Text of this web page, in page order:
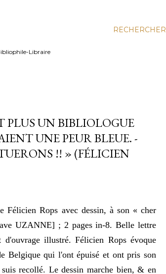
RECHERCHER
Libraire
PLUS UN BIBLIOLOGUE
UNE PEUR BLEUE. -
!! » (FÉLICIEN
Félicien Rops avec dessin, à son « cher
UZANNE] ; 2 pages in-8. Belle lettre
illustré. Félicien Rops évoque
Belgique qui l'ont épuisé et ont pris son
recollé. Le dessin marche bien, & en